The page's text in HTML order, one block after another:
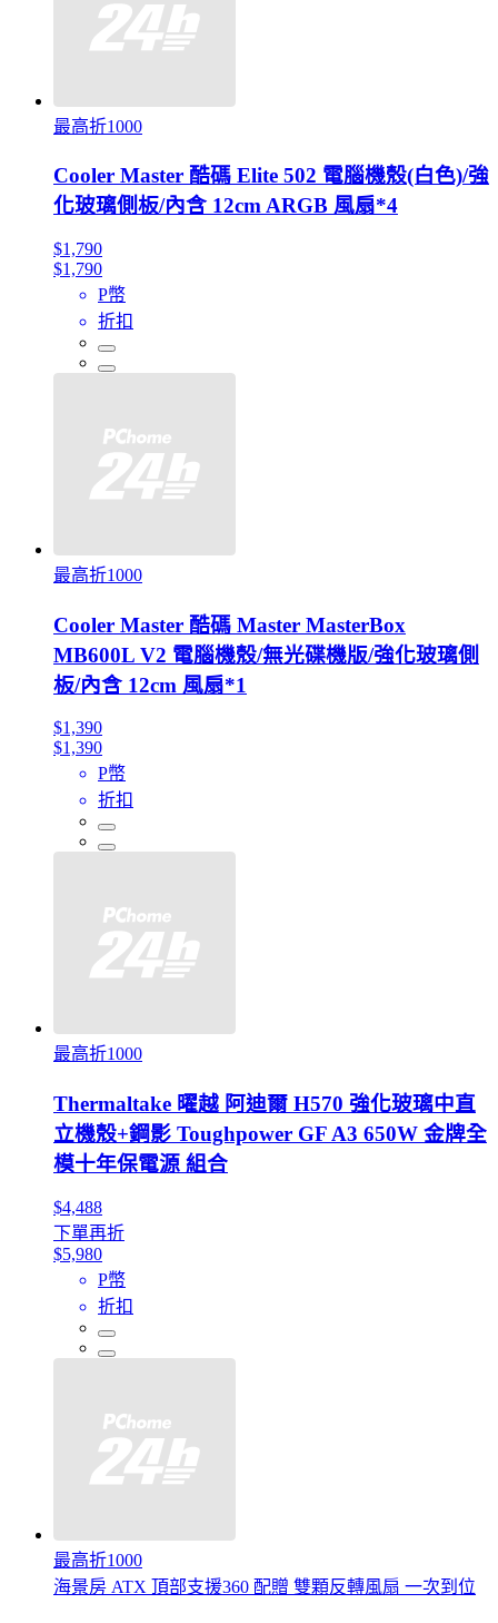
最高折1000
Cooler Master 酷碼 Elite 502 電腦機殼(白色)/強
化玻璃側板/內含 12cm ARGB 風扇*4
$1,790
$1,790
P幣
折扣
最高折1000
Cooler Master 酷碼 Master MasterBox
MB600L V2 電腦機殼/無光碟機版/強化玻璃側
板/內含 12cm 風扇*1
$1,390
$1,390
P幣
折扣
最高折1000
Thermaltake 曜越 阿迪爾 H570 強化玻璃中直
立機殼+鋼影 Toughpower GF A3 650W 金牌全
模十年保電源 組合
$4,488
下單再折
$5,980
P幣
折扣
最高折1000
海景房 ATX 頂部支援360 配贈 雙顆反轉風扇 一次到位